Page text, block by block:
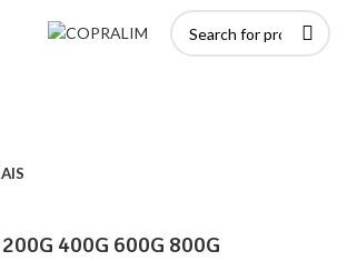
400G 600G 800G